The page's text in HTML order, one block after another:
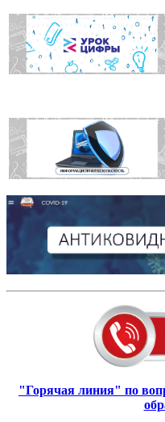
"Горячая линия" по